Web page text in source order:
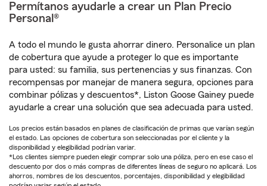
Permítanos ayudarle a crear un Plan Precio
Personal®
A todo el mundo le gusta ahorrar dinero. Personalice un plan
de cobertura que ayude a proteger lo que es importante
para usted: su familia, sus pertenencias y sus finanzas. Con
recompensas por manejar de manera segura, opciones para
combinar pólizas y descuentos*, Liston Goose Gainey puede
ayudarle a crear una solución que sea adecuada para usted.
Los precios están basados en planes de clasificación de primas que varían según
el estado. Las opciones de cobertura son seleccionadas por el cliente y la
disponibilidad y elegibilidad podrían variar.
*Los clientes siempre pueden elegir comprar solo una póliza, pero en ese caso el
descuento por dos o más compras de diferentes líneas de seguro no aplicará. Los
ahorros, nombres de los descuentos, porcentajes, disponibilidad y elegibilidad